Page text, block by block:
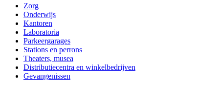
Zorg
Onderwijs
Kantoren
Laboratoria
Parkeergarages
Stations en perrons
Theaters, musea
Distributiecentra en winkelbedrijven
Gevangenissen